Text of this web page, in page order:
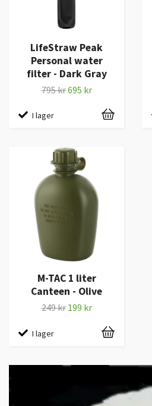
LifeStraw Peak
Personal water
filter - Dark Gray
795 kr695 kr
I lager
M-TAC 1 liter
Canteen - Olive
249 kr 199 kr
I lager